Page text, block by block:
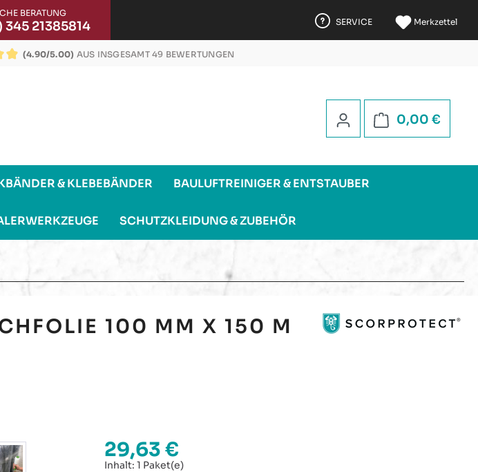
BERATUNG
345 21385814 SERVICE Merkzettel
(4.90/5.00) AUS INSGESAMT 49 BEWERTUNGEN
0,00 €
& KLEBEBÄNDER BAULUFTREINIGER & ENTSTAUBER
SCHUTZKLEIDUNG & ZUBEHÖR
100 MM X 150 M
Regulärer Preis:
29,63 €
Inhalt:1 Paket(e)